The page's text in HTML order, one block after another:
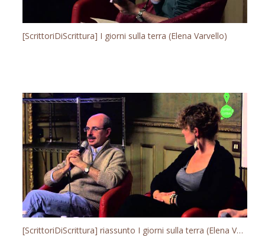
[ScrittoriDiScrittura] I giorni sulla terra (Elena Varvello)
[ScrittoriDiScrittura] riassunto I giorni sulla terra (Elena Varvello)